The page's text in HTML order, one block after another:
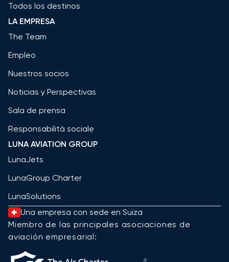
Todos los destinos
LA EMPRESA
The Team
Empleo
Nuestros socios
Noticias y Perspectivas
Sala de prensa
Responsabilità sociale
LUNA AVIATION GROUP
LunaJets
LunaGroup Charter
LunaSolutions
Una empresa con sede en Suiza
Miembro de las principales asociaciones de
aviación empresarial: